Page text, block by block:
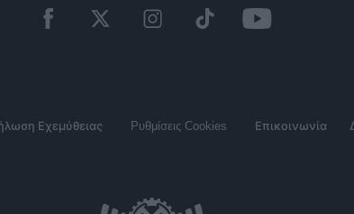
Εχεμύθειας Ρυθμίσεις Cookies Επικοινωνία